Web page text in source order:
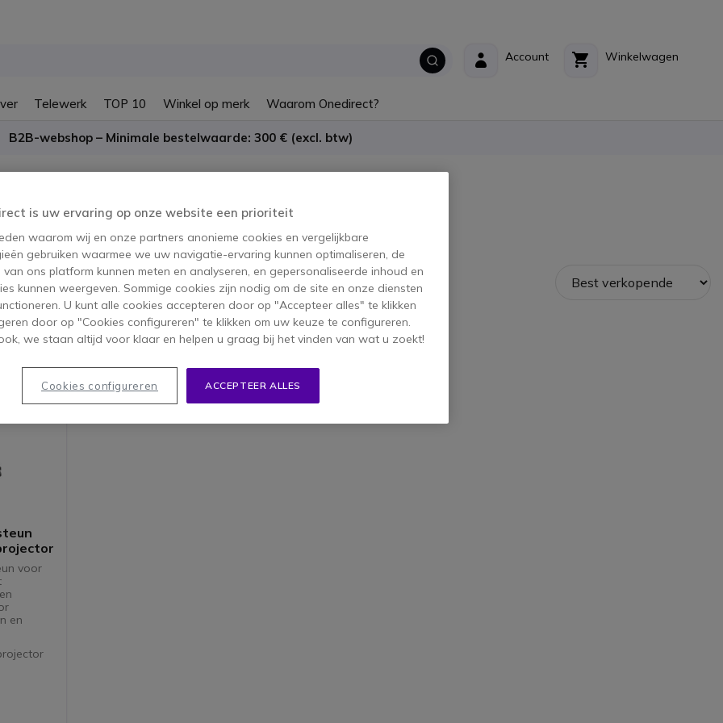
Winkelwagen
Account
Telewerk TOP 10 Winkel op merk Waarom Onedirect?
B2B-webshop – Minimale bestelwaarde: 300 € (excl. btw)
Rondleidingen StarTech
voor
en
is uw ervaring op onze website een prioriteit
waarom wij en onze partners anonieme cookies en vergelijkbare
gebruiken waarmee we uw navigatie-ervaring kunnen optimaliseren, de
ons platform kunnen meten en analyseren, en gepersonaliseerde inhoud en
kunnen weergeven. Sommige cookies zijn nodig om de site en onze diensten
U kunt alle cookies accepteren door op "Accepteer alles" te klikken
door op "Cookies configureren" te klikken om uw keuze te configureren.
we staan altijd voor klaar en helpen u graag bij het vinden van wat u zoekt!
ACCEPTEER ALLES
Cookies configureren